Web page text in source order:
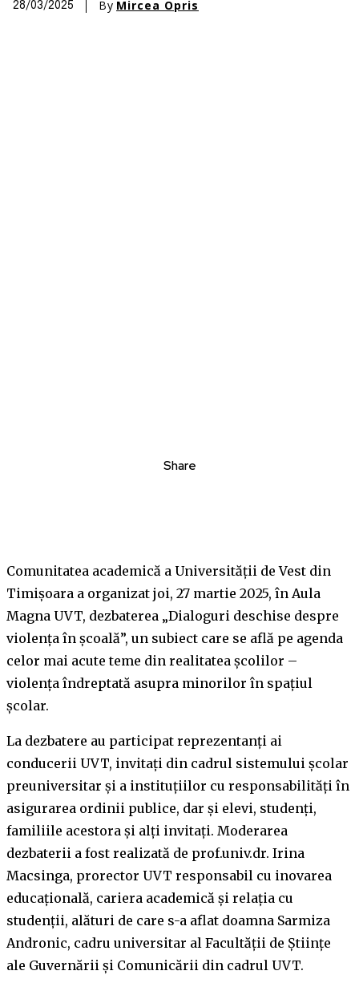
28/03/2025 By Mircea Opris
Share
Comunitatea academică a Universității de Vest din
Timișoara a organizat joi, 27 martie 2025, în Aula
Magna UVT, dezbaterea „Dialoguri deschise despre
violența în școală”, un subiect care se află pe agenda
celor mai acute teme din realitatea școlilor –
violența îndreptată asupra minorilor în spațiul
școlar.
La dezbatere au participat reprezentanți ai
conducerii UVT, invitați din cadrul sistemului școlar
preuniversitar și a instituțiilor cu responsabilități în
asigurarea ordinii publice, dar și elevi, studenți,
familiile acestora și alți invitați. Moderarea
dezbaterii a fost realizată de prof.univ.dr. Irina
Macsinga, prorector UVT responsabil cu inovarea
educațională, cariera academică și relația cu
studenții, alături de care s-a aflat doamna Sarmiza
Andronic, cadru universitar al Facultății de Științe
ale Guvernării și Comunicării din cadrul UVT.